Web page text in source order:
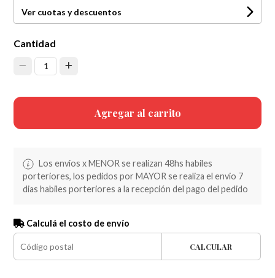
Ver cuotas y descuentos
Cantidad
1
Agregar al carrito
Los envios x MENOR se realizan 48hs habiles
porteriores, los pedidos por MAYOR se realiza el envio 7
dias habiles porteriores a la recepción del pago del pedido
Calculá el costo de envío
CALCULAR